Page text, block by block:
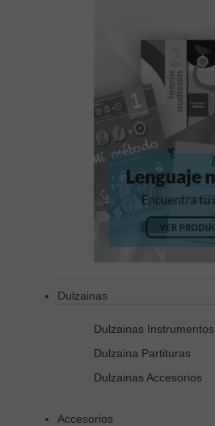
Dulzainas
Dulzainas Instrumentos
Dulzaina Partituras
Dulzainas Accesorios
Accesorios